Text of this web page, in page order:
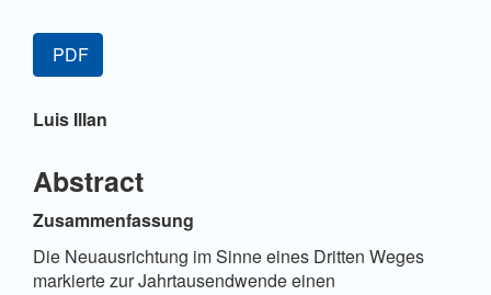
Artikel-
Sidebar
PDF
Hauptsächlicher
Luis Illan
Abstract
Zusammenfassung
Die Neuausrichtung im Sinne eines Dritten Weges
markierte zur Jahrtausendwende einen